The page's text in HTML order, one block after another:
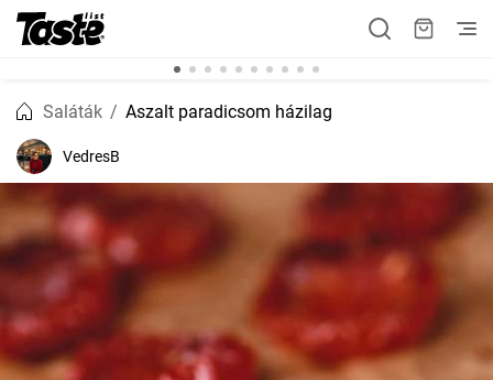
Saláták Aszalt paradicsom házilag
VedresB